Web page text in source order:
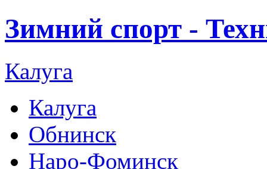
Зимний спорт -
Калуга
Калуга
Обнинск
Наро-Фоминск